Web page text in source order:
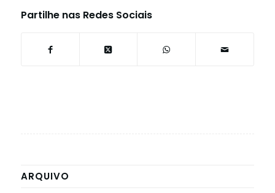
Partilhe nas Redes Sociais
ARQUIVO